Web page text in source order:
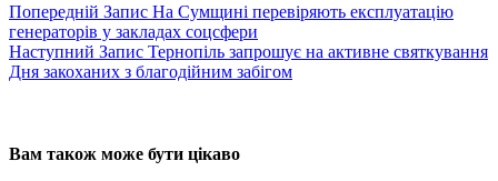
Попередній Запис На Сумщині перевіряють експлуатацію
генераторів у закладах соцсфери
Наступний Запис Тернопіль запрошує на активне святкування
Дня закоханих з благодійним забігом
Вам також може бути цікаво